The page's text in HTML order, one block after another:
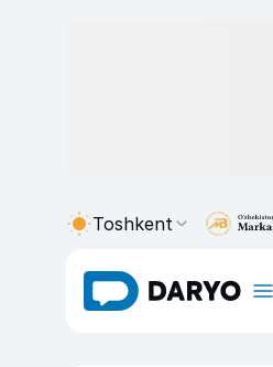
Toshkent